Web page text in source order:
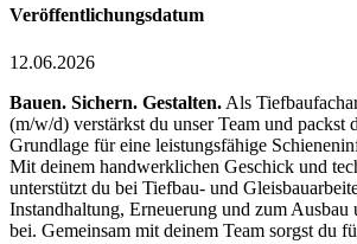
Veröffentlichungsdatum
12.06.2026
Bauen. Sichern. Gestalten. Als
(m/w/d) verstärkst du unser Team und packst
Grundlage für eine leistungsfähige
Mit deinem handwerklichen Geschick und
unterstützt du bei Tiefbau- und
Instandhaltung, Erneuerung und zum Ausbau
bei. Gemeinsam mit deinem Team sorgst du